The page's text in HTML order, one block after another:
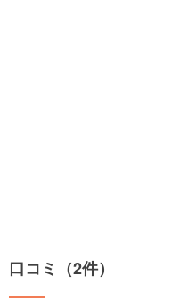
口コミ（2件）